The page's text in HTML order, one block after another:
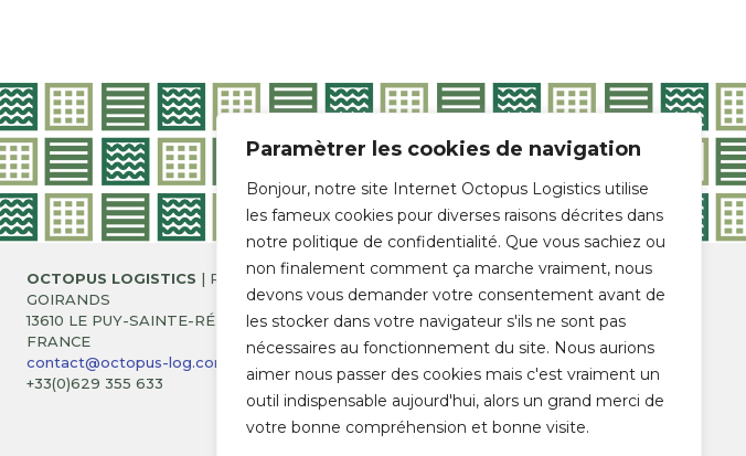
Paramètrer les cookies de navigation
Bonjour, notre site Internet Octopus Logistics utilise
les fameux cookies pour diverses raisons décrites dans
notre politique de confidentialité. Que vous sachiez ou
non finalement comment ça marche vraiment, nous
devons vous demander votre consentement avant de
les stocker dans votre navigateur s'ils ne sont pas
nécessaires au fonctionnement du site. Nous aurions
aimer nous passer des cookies mais c'est vraiment un
outil indispensable aujourd'hui, alors un grand merci de
votre bonne compréhension et bonne visite.
OCTOPUS LOGISTICS | RUE DES
GOIRANDS
13610 LE PUY-SAINTE-RÉPARADE |
FRANCE
contact@octopus-log.com
+33(0)629 355 633